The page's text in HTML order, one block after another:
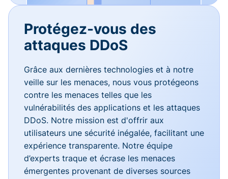
Protégez-vous des
attaques DDoS
Grâce aux dernières technologies et à notre
veille sur les menaces, nous vous protégeons
contre les menaces telles que les
vulnérabilités des applications et les attaques
DDoS. Notre mission est d'offrir aux
utilisateurs une sécurité inégalée, facilitant une
expérience transparente. Notre équipe
d’experts traque et écrase les menaces
émergentes provenant de diverses sources